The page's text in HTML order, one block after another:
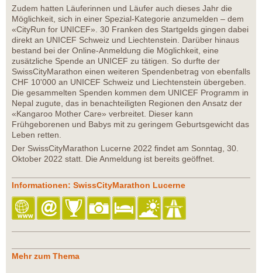
Zudem hatten Läuferinnen und Läufer auch dieses Jahr die
Möglichkeit, sich in einer Spezial-Kategorie anzumelden – dem
«CityRun for UNICEF». 30 Franken des Startgelds gingen dabei
direkt an UNICEF Schweiz und Liechtenstein. Darüber hinaus
bestand bei der Online-Anmeldung die Möglichkeit, eine
zusätzliche Spende an UNICEF zu tätigen. So durfte der
SwissCityMarathon einen weiteren Spendenbetrag von ebenfalls
CHF 10'000 an UNICEF Schweiz und Liechtenstein übergeben.
Die gesammelten Spenden kommen dem UNICEF Programm in
Nepal zugute, das in benachteiligten Regionen den Ansatz der
«Kangaroo Mother Care» verbreitet. Dieser kann
Frühgeborenen und Babys mit zu geringem Geburtsgewicht das
Leben retten.
Der SwissCityMarathon Lucerne 2022 findet am Sonntag, 30.
Oktober 2022 statt. Die Anmeldung ist bereits geöffnet.
Informationen: SwissCityMarathon Lucerne
Mehr zum Thema